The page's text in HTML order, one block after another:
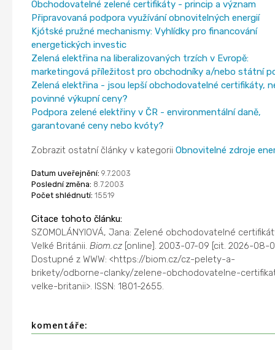
Obchodovatelné zelené certifikáty - princip a význam
Připravovaná podpora využívání obnovitelných energií
Kjótské pružné mechanismy: Vyhlídky pro financování
energetických investic
Zelená elektřina na liberalizovaných trzích v Evropě:
marketingová příležitost pro obchodníky a/nebo státní
Zelená elektřina - jsou lepší obchodovatelné certifikáty,
povinné výkupní ceny?
Podpora zelené elektřiny v ČR - environmentální daně,
garantované ceny nebo kvóty?
Zobrazit ostatní články v kategorii Obnovitelné zdroje
Datum uveřejnění: 9.7.2003
Poslední změna: 8.7.2003
Počet shlédnutí: 15519
Citace tohoto článku:
SZOMOLÁNYIOVÁ, Jana: Zelené obchodovatelné
Velké Británii. Biom.cz[online]. 2003-07-09 [cit. 2026-08-
Dostupné z WWW: <https://biom.cz/cz-pelety-a-
brikety/odborne-clanky/zelene-obchodovatelne-
velke-britanii>. ISSN: 1801-2655.
komentáře: